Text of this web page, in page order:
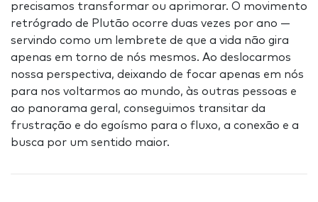
precisamos transformar ou aprimorar. O movimento
retrógrado de Plutão ocorre duas vezes por ano —
servindo como um lembrete de que a vida não gira
apenas em torno de nós mesmos. Ao deslocarmos
nossa perspectiva, deixando de focar apenas em nós
para nos voltarmos ao mundo, às outras pessoas e
ao panorama geral, conseguimos transitar da
frustração e do egoísmo para o fluxo, a conexão e a
busca por um sentido maior.